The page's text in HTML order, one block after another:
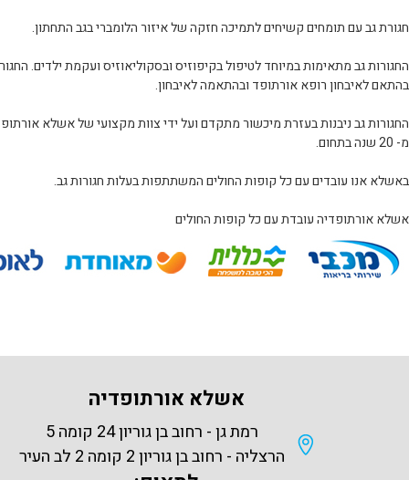
קשיחים לתמיכה חזקה של איזור הלומברי בגב התחתון.
במיוחד לטיפול בקיפוזיס ובסקוליאוזיס ועקמת ילדים. החגורות ניבנות
אורתופד ובהתאמה לאיבחון.
בעזרת מיכשור מתקדם ועל ידי צוות מקצועי של אשלא אורתופדיה כבר למעלה
עם כל קופות החולים המשתתפות בעלות חגורות גב.
עובדת עם כל קופות החולים
אשלא אורתופדיה
רמת גן - רחוב בן גוריון 24 קומה 5
הרצליה - רחוב בן גוריון 2 קומה 2 לב העיר